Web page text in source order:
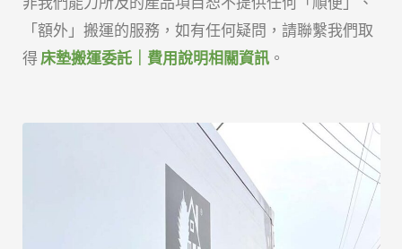
「額外」搬運的服務，如有任何疑問，請聯繫我們取
得 床墊搬運委託｜費用說明相關資訊 。